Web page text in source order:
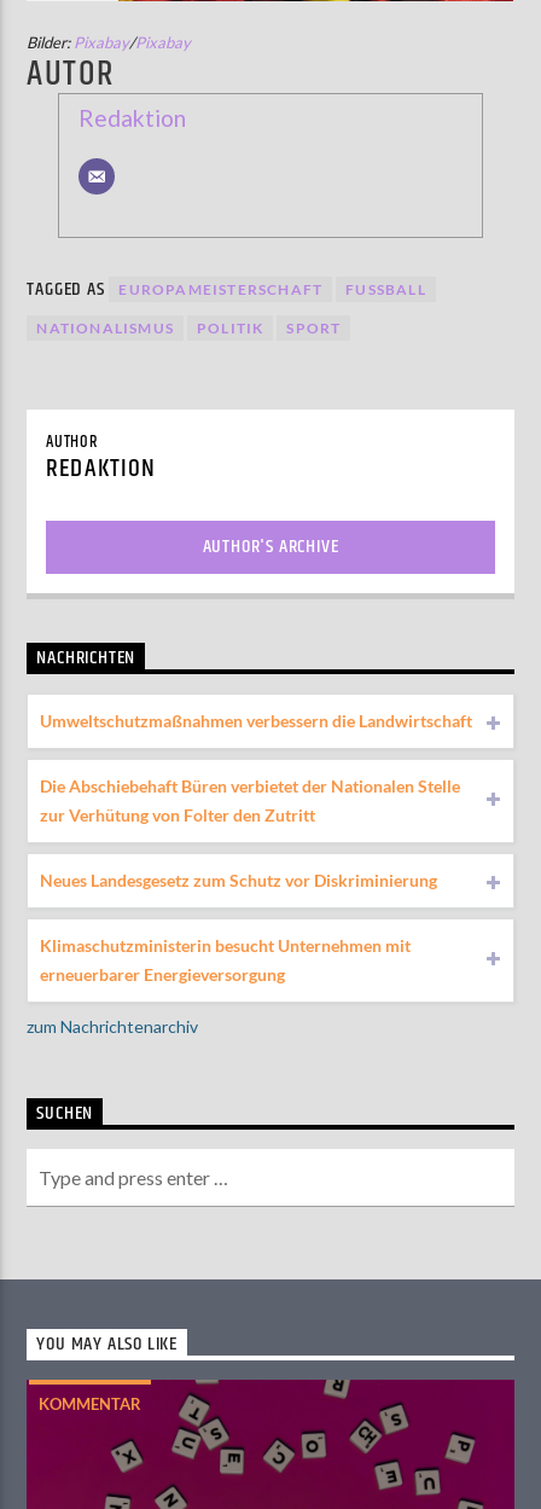
Bilder:Pixabay/Pixabay
AUTOR
Redaktion
TAGGED AS EUROPAMEISTERSCHAFT FUSSBALL
NATIONALISMUS POLITIK SPORT
AUTHOR
REDAKTION
AUTHOR'S ARCHIVE
NACHRICHTEN
Umweltschutzmaßnahmen verbessern die Landwirtschaft
Die Abschiebehaft Büren verbietet der Nationalen Stelle
zur Verhütung von Folter den Zutritt
Neues Landesgesetz zum Schutz vor Diskriminierung
Klimaschutzministerin besucht Unternehmen mit
erneuerbarer Energieversorgung
zum Nachrichtenarchiv
SUCHEN
YOU MAY ALSO LIKE
KOMMENTAR